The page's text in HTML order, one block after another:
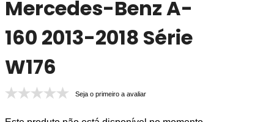
Mercedes-Benz A-
160 2013-2018 Série
W176
Seja o primeiro a avaliar